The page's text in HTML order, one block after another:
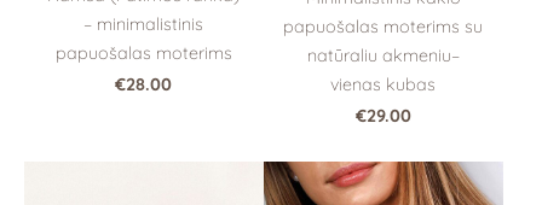
– minimalistinis
papuošalas moterims
€28.00
papuošalas moterims su
natūraliu akmeniu–
vienas kubas
€29.00